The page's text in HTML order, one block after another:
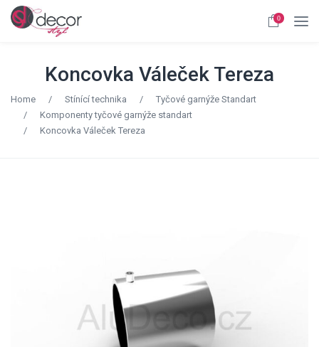
0
Koncovka Váleček Tereza
Home / Stínící technika /
Tyčové garnýže Standart
/
Komponenty tyčové garnýže standart
/
Koncovka Váleček Tereza